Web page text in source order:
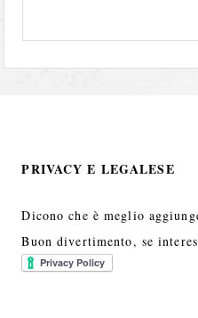
PRIVACY E LEGALESE
Dicono che è meglio
Buon divertimento, se